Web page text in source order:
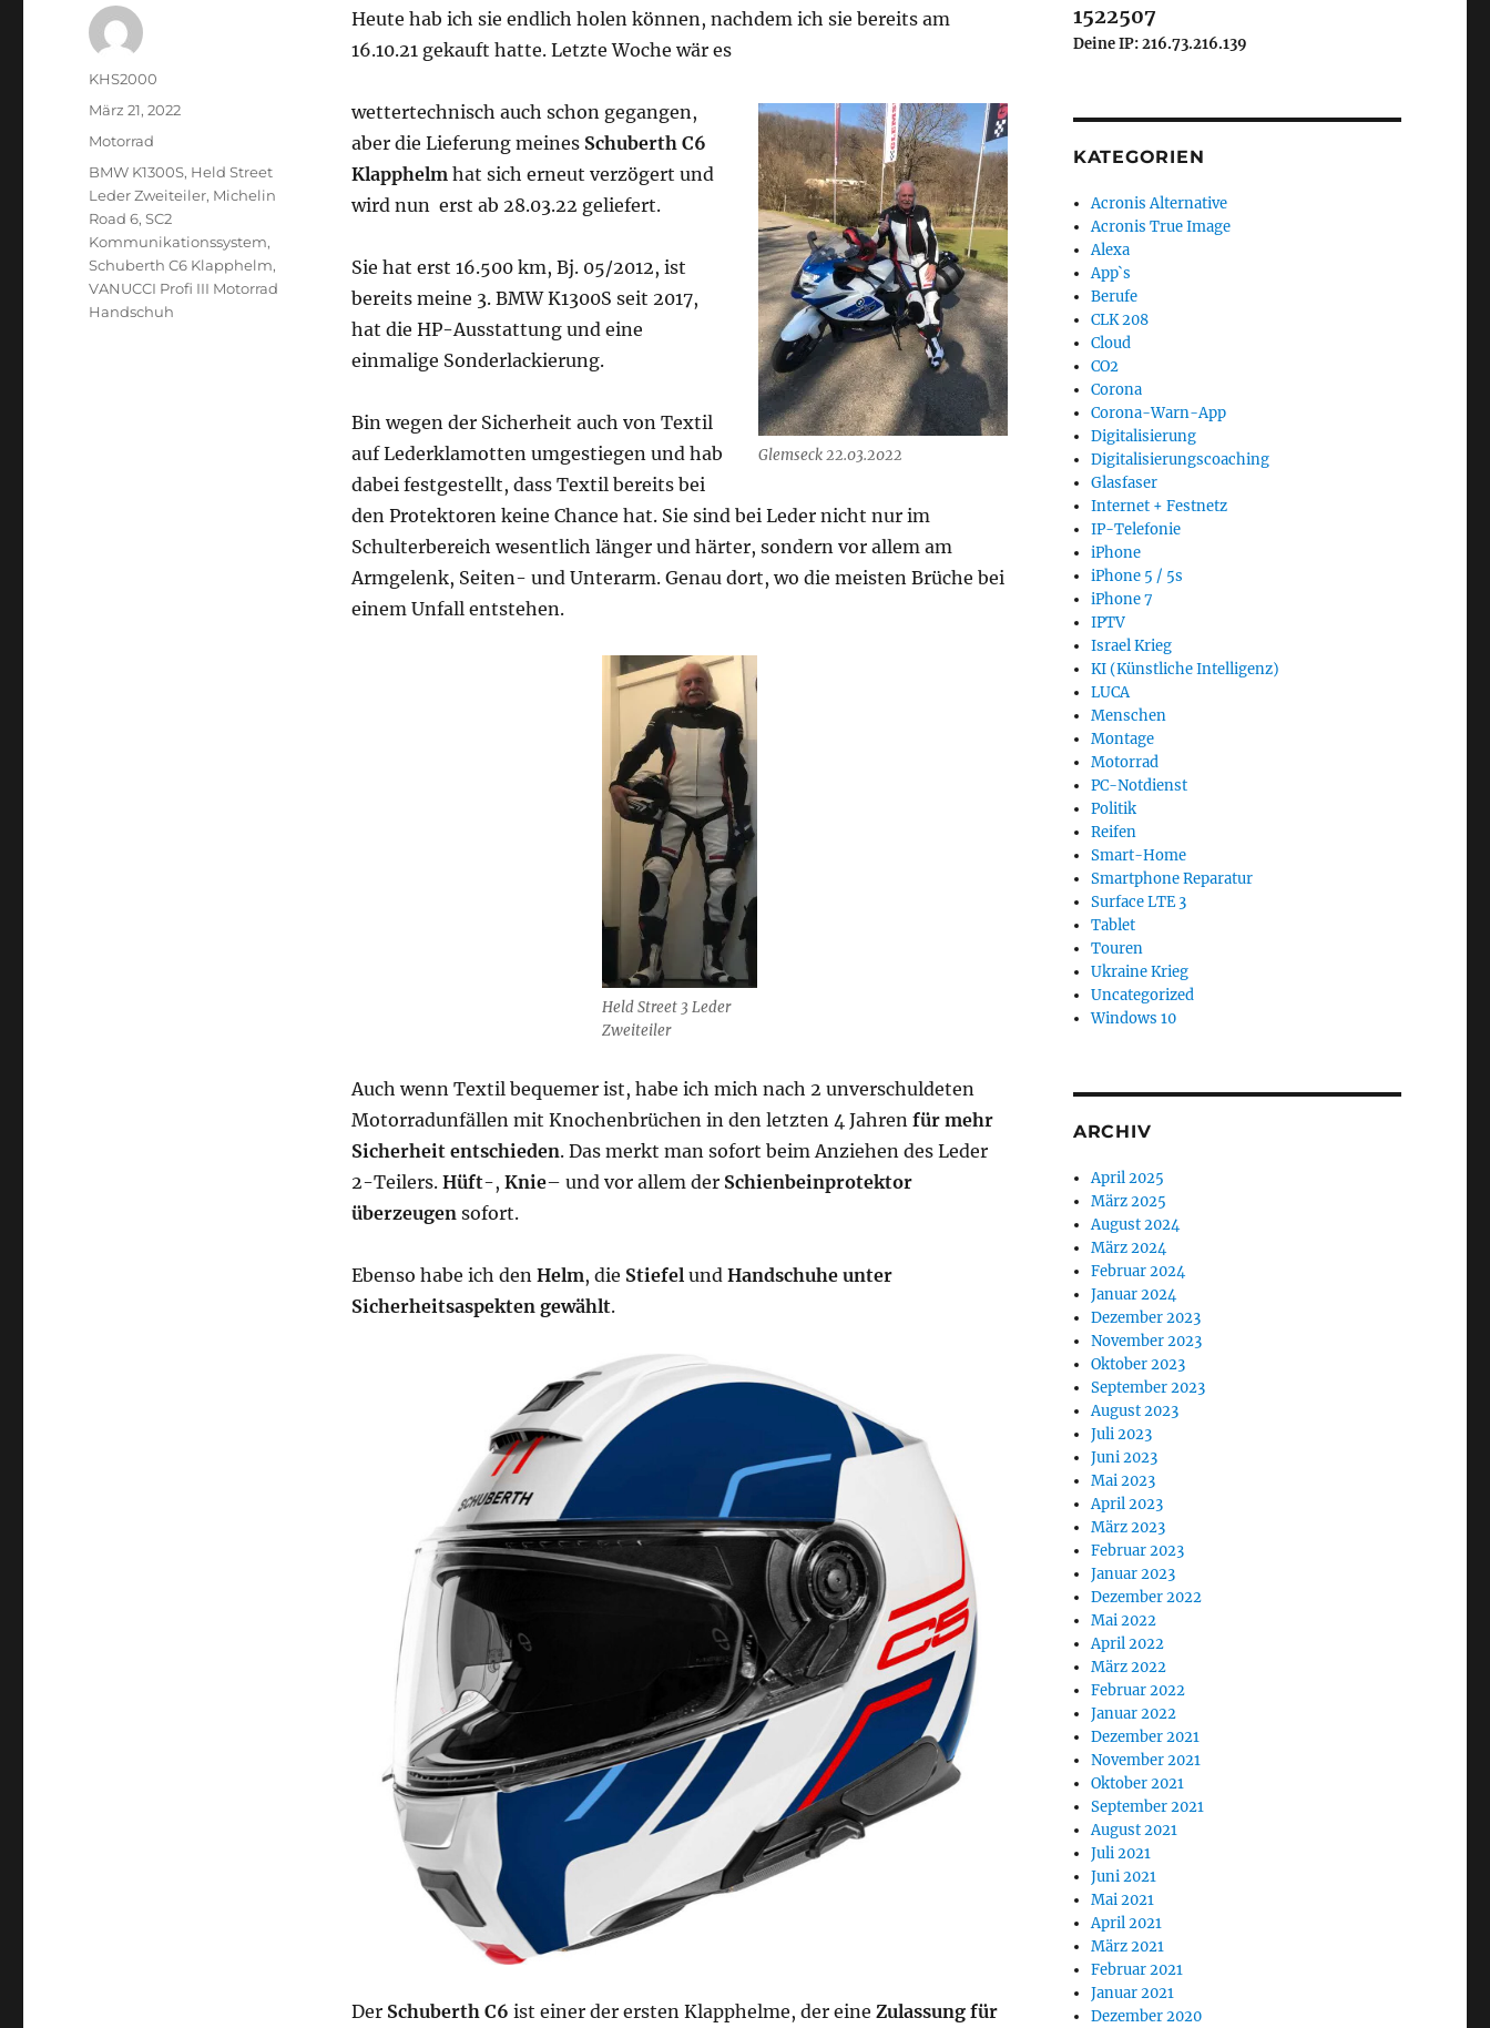
Heute hab ich sie endlich holen können, nachdem ich sie bereits am
16.10.21 gekauft hatte. Letzte Woche wär es
Glemseck 22.03.2022
wettertechnisch auch schon gegangen,
aber die Lieferung meines Schuberth C6
Klapphelm hat sich erneut verzögert und
wird nun erst ab 28.03.22 geliefert.
Sie hat erst 16.500 km, Bj. 05/2012, ist
bereits meine 3. BMW K1300S seit 2017,
hat die HP-Ausstattung und eine
einmalige Sonderlackierung.
Bin wegen der Sicherheit auch von Textil
auf Lederklamotten umgestiegen und hab
dabei festgestellt, dass Textil bereits bei
den Protektoren keine Chance hat. Sie sind bei Leder nicht nur im
Schulterbereich wesentlich länger und härter, sondern vor allem am
Armgelenk, Seiten- und Unterarm. Genau dort, wo die meisten Brüche bei
einem Unfall entstehen.
Held Street 3 Leder
Zweiteiler
Auch wenn Textil bequemer ist, habe ich mich nach 2 unverschuldeten
Motorradunfällen mit Knochenbrüchen in den letzten 4 Jahren für mehr
Sicherheit entschieden. Das merkt man sofort beim Anziehen des Leder
2-Teilers. Hüft-, Knie– und vor allem der Schienbeinprotektor
überzeugen sofort.
Ebenso habe ich den Helm, die Stiefel und Handschuhe unter
Sicherheitsaspekten gewählt.
Der Schuberth C6 ist einer der ersten Klapphelme, der eine Zulassung für
Autor
KHS2000
Veröffentlicht
März 21, 2022
Kategorien
Motorrad
Schlagwörter
BMW K1300S, Held Street
Leder Zweiteiler, Michelin
Road 6,SC2
Kommunikationssystem,
Schuberth C6 Klapphelm,
VANUCCI Profi III Motorrad
Handschuh
1522507
Deine IP: 216.73.216.139
KATEGORIEN
Acronis Alternative
Acronis True Image
Alexa
App`s
Berufe
CLK 208
Cloud
CO2
Corona
Corona-Warn-App
Digitalisierung
Digitalisierungscoaching
Glasfaser
Internet + Festnetz
IP-Telefonie
iPhone
iPhone 5 / 5s
iPhone 7
IPTV
Israel Krieg
KI (Künstliche Intelligenz)
LUCA
Menschen
Montage
Motorrad
PC-Notdienst
Politik
Reifen
Smart-Home
Smartphone Reparatur
Surface LTE 3
Tablet
Touren
Ukraine Krieg
Uncategorized
Windows 10
ARCHIV
April 2025
März 2025
August 2024
März 2024
Februar 2024
Januar 2024
Dezember 2023
November 2023
Oktober 2023
September 2023
August 2023
Juli 2023
Juni 2023
Mai 2023
April 2023
März 2023
Februar 2023
Januar 2023
Dezember 2022
Mai 2022
April 2022
März 2022
Februar 2022
Januar 2022
Dezember 2021
November 2021
Oktober 2021
September 2021
August 2021
Juli 2021
Juni 2021
Mai 2021
April 2021
März 2021
Februar 2021
Januar 2021
Dezember 2020